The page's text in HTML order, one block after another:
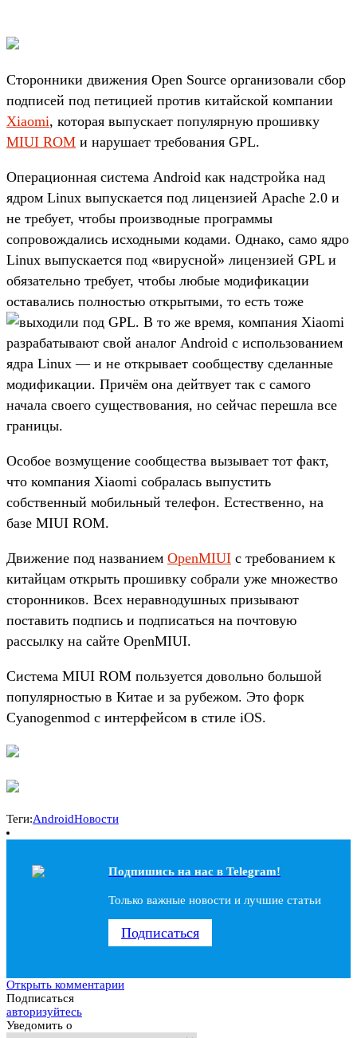
Сторонники движения Open Source организовали сбор
подписей под петицией против китайской компании
Xiaomi, которая выпускает популярную прошивку
MIUI ROM и нарушает требования GPL.
Операционная система Android как надстройка над
ядром Linux выпускается под лицензией Apache 2.0 и
не требует, чтобы производные программы
сопровождались исходными кодами. Однако, само ядро
Linux выпускается под «вирусной» лицензией GPL и
обязательно требует, чтобы любые модификации
оставались полностью открытыми, то есть тоже
выходили под GPL. В то же время, компания Xiaomi
разрабатывают свой аналог Android с использованием
ядра Linux — и не открывает сообществу сделанные
модификации. Причём она дейтвует так с самого
начала своего существования, но сейчас перешла все
границы.
Особое возмущение сообщества вызывает тот факт,
что компания Xiaomi собралась выпустить
собственный мобильный телефон. Естественно, на
базе MIUI ROM.
Движение под названием OpenMIUI с требованием к
китайцам открыть прошивку собрали уже множество
сторонников. Всех неравнодушных призывают
поставить подпись и подписаться на почтовую
рассылку на сайте OpenMIUI.
Система MIUI ROM пользуется довольно большой
популярностью в Китае и за рубежом. Это форк
Cyanogenmod с интерфейсом в стиле iOS.
Теги:AndroidНовости
Подпишись на наc в Telegram!
Только важные новости и лучшие статьи
Подписаться
Открыть комментарии
Подписаться
авторизуйтесь
Уведомить о